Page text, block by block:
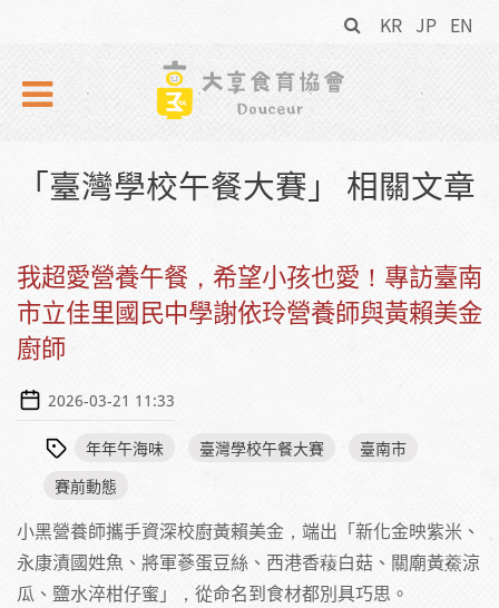
KR JP EN
搜
尋
表
「臺灣學校午餐大賽」 相關文章
我超愛營養午餐，希望小孩也愛！專訪臺南
市立佳里國民中學謝依玲營養師與黃賴美金
廚師
2026-03-21 11:33
年年午海味 臺灣學校午餐大賽
臺南市
賽前動態
小黑營養師攜手資深校廚黃賴美金，端出「新化金映紫米、
永康漬國姓魚、將軍蔘蛋豆絲、西港香薐白菇、關廟黃鯗涼
瓜、鹽水淬柑仔蜜」，從命名到食材都別具巧思。